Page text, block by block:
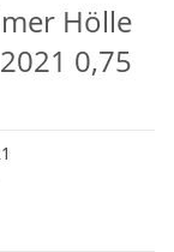
Hölle
0,75